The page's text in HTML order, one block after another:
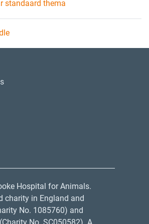
standaard thema
Hospital for Animals.
charity in England and
No. 1085760) and
No. SC050582). A